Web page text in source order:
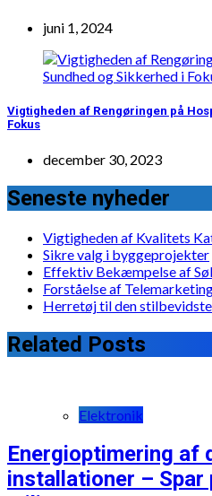
juni 1, 2024
Vigtigheden af Rengøringen på
Fokus
december 30, 2023
Seneste nyheder
Vigtigheden af Kvalitets
Sikre valg i byggeprojekter
Effektiv Bekæmpelse af
Forståelse af
Herretøj til den
Related Posts
Elektronik
Energioptimering af
installationer –